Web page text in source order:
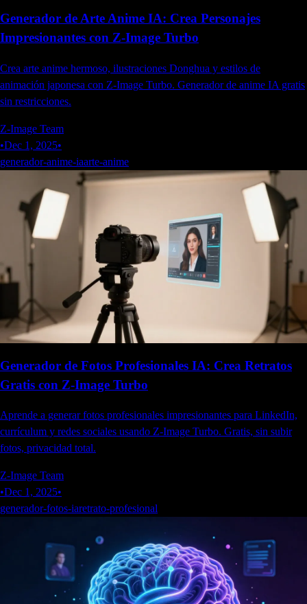
Generador de Arte Anime IA: Crea Personajes
Impresionantes con Z-Image Turbo
Crea arte anime hermoso, ilustraciones Donghua y estilos de
animación japonesa con Z-Image Turbo. Generador de anime IA gratis
sin restricciones.
Z-Image Team
•Dec 1, 2025•
generador-anime-iaarte-anime
Generador de Fotos Profesionales IA: Crea Retratos
Gratis con Z-Image Turbo
Aprende a generar fotos profesionales impresionantes para LinkedIn,
currículum y redes sociales usando Z-Image Turbo. Gratis, sin subir
fotos, privacidad total.
Z-Image Team
•Dec 1, 2025•
generador-fotos-iaretrato-profesional